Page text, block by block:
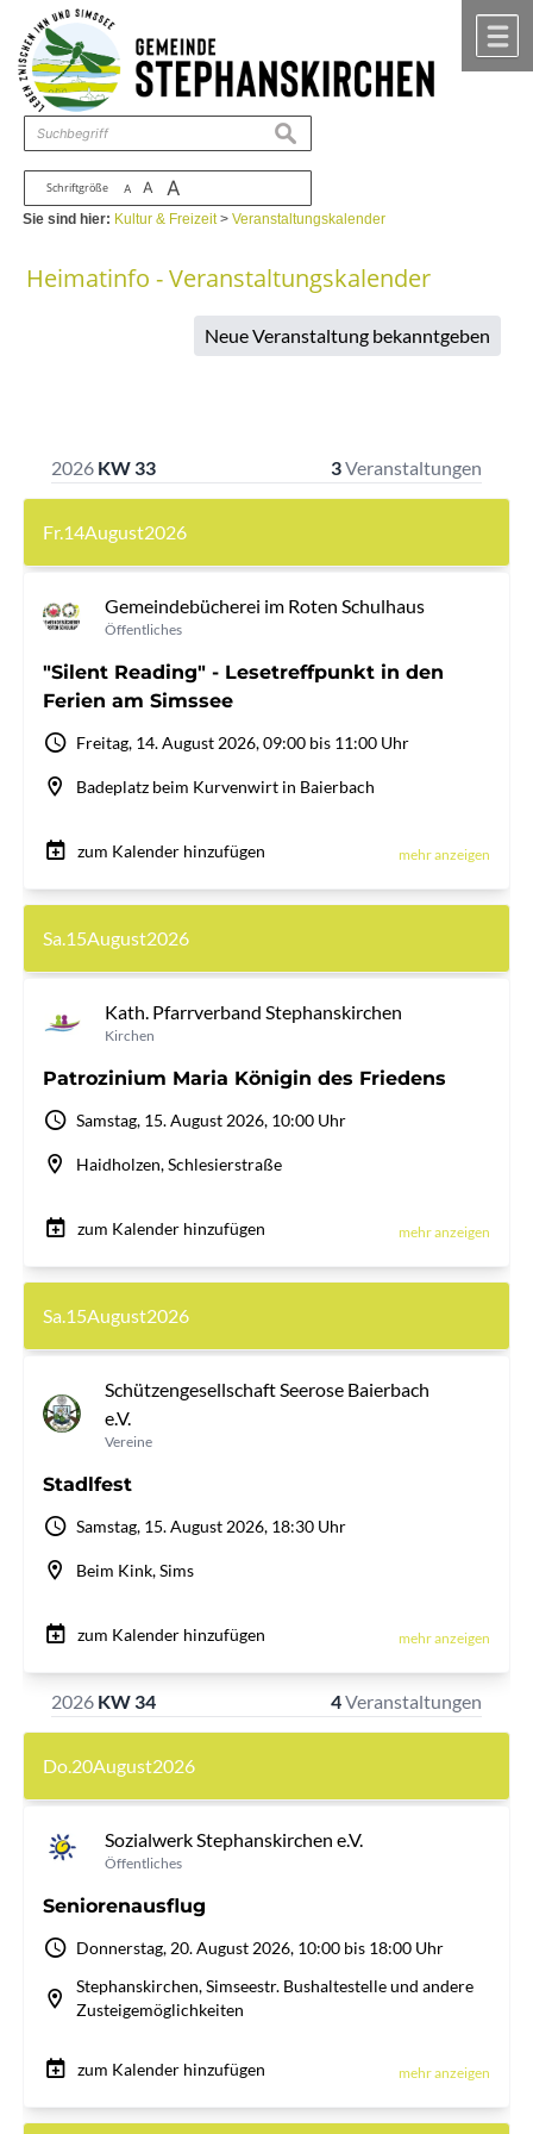
Zum Inhalt ,zur Navigation
Schriftgröße A A A
suchen
Sie sind hier: Kultur & Freizeit>Veranstaltungskalender
Heimatinfo - Veranstaltungskalender